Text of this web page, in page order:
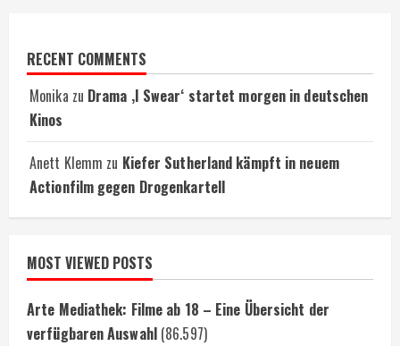
RECENT COMMENTS
Monika zu Drama ‚I Swear‘ startet morgen in deutschen
Kinos
Anett Klemm zu Kiefer Sutherland kämpft in neuem
Actionfilm gegen Drogenkartell
MOST VIEWED POSTS
Arte Mediathek: Filme ab 18 – Eine Übersicht der
verfügbaren Auswahl (86.597)